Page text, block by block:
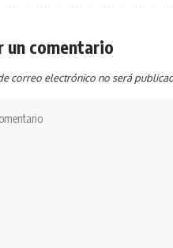
un comentario
correo electrónico no será